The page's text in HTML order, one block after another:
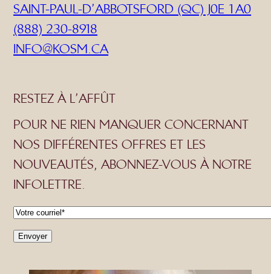
SAINT-PAUL-D’ABBOTSFORD (QC) J0E 1A0
(888) 230-8918
INFO@KOSM.CA
RESTEZ À L’AFFÛT
POUR NE RIEN MANQUER CONCERNANT
NOS DIFFÉRENTES OFFRES ET LES
NOUVEAUTÉS, ABONNEZ-VOUS À NOTRE
INFOLETTRE.
C
oEnvoyer